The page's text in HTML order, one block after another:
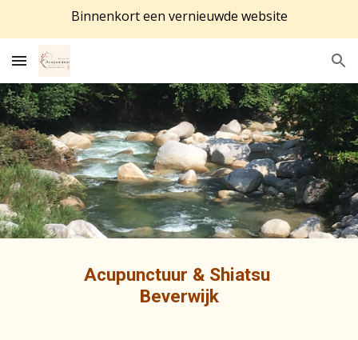
Binnenkort een vernieuwde website
Acupunctuur & Shiatsu
Beverwijk